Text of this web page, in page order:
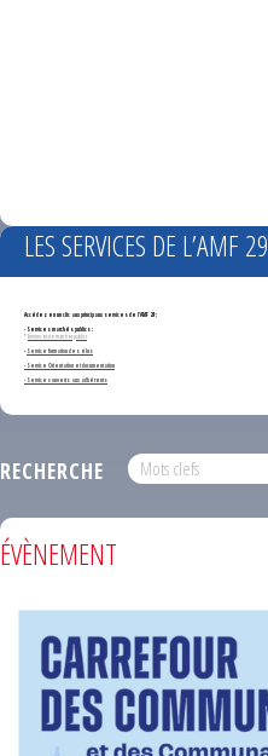
LES SERVICES DE L’AMF 29
Accédez en un clic aux principaux services de l'AMF 29 :
- Services marchés publics :
*Annonces de marchés publics
-Service formation des élus
- Service Orientation et documentation
- Services ouverts aux adhérents
RECHERCHE
ÉVÈNEMENT